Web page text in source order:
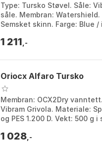
Type: Tursko Støvel. Såle:
såle. Membran: Watershield.
Semsket skinn. Farge: Blue /
1 211 ,-
Oriocx Alfaro Tursko
Membran: OCX2Dry
Vibram Grivola. Materiale:
og PES 1.200 D. Vekt: 500 g
40, EU 4...
1 028 ,-